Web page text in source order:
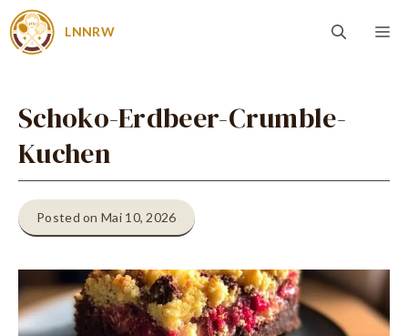
Zum
Inhalt
LNNRW
Schoko-Erdbeer-Crumble-
Kuchen
Posted on Mai 10, 2026